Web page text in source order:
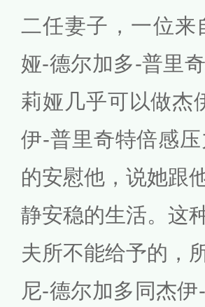
二任妻子，一位来
娅-德尔加多-普里
莉娅几乎可以做杰
伊-普里奇特倍感
的安慰他，说她跟
静安稳的生活。这
夫所不能给予的，
尼-德尔加多同杰